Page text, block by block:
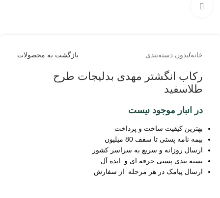
خانه/بدون دسته‌بندی بازگشت به محصولات
رکاب انگشتر مهدی بدلیجات طرح
طلاسفید
در انبار موجود نیست
بهترین کیفیت ساخت و پرداخت
بیمه نامه پستی تا سقف 80 میلیون
ارسال روزانه و سریع به سراسر کشور
بسته بندی پستی حرفه ای و ایده آل
ارسال پیامک در هر مرحله از سفارش